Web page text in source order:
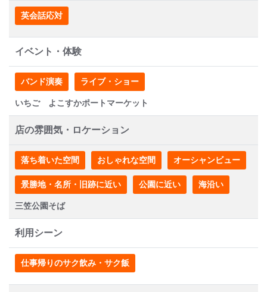
英会話応対
イベント・体験
バンド演奏 ライブ・ショー
いちご よこすかポートマーケット
店の雰囲気・ロケーション
落ち着いた空間 おしゃれな空間 オーシャンビュー
景勝地・名所・旧跡に近い 公園に近い 海沿い
三笠公園そば
利用シーン
仕事帰りのサク飲み・サク飯